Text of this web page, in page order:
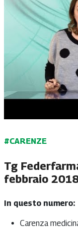
#CARENZE
Tg
febbraio
In questo numero:
Carenza